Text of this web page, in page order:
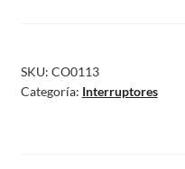
SKU: CO0113
Categoría: Interruptores